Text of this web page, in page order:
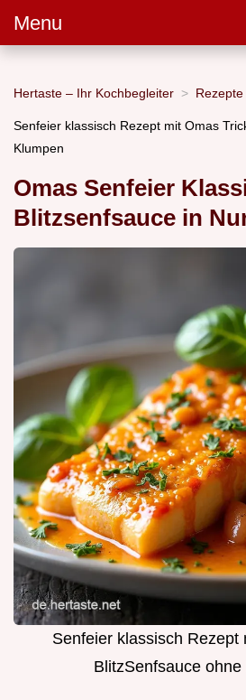
Menu
Hertaste – Ihr Kochbegleiter Rezepte
Senfeier klassisch Rezept mit Omas
Klumpen
Omas Senfeier
Blitzsenfsauce in
Senfeier klassisch Rezept
BlitzSenfsauce ohne